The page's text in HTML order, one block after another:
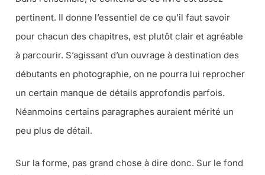
pertinent. Il donne l’essentiel de ce qu’il faut savoir
pour chacun des chapitres, est plutôt clair et agréable
à parcourir. S’agissant d’un ouvrage à destination des
débutants en photographie, on ne pourra lui reprocher
un certain manque de détails approfondis parfois.
Néanmoins certains paragraphes auraient mérité un
peu plus de détail.
Sur la forme, pas grand chose à dire donc. Sur le fond